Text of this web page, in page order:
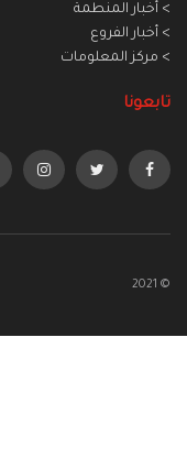
> أخبار المنطمة
> أخبار الفروع
> مركز المعلومات
تابعونا
© 2021